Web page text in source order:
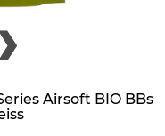
Airsoft BIO BBs